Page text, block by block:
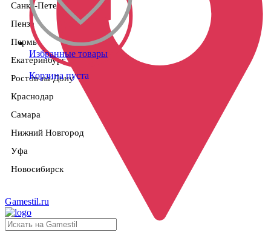
Санкт-Петербург
Пенза
Пермь
Екатеринбург
Ростов-на-Дону
Краснодар
Самара
Нижний Новгород
Уфа
Новосибирск
Избранные товары
Корзина пуста
Gamestil.ru